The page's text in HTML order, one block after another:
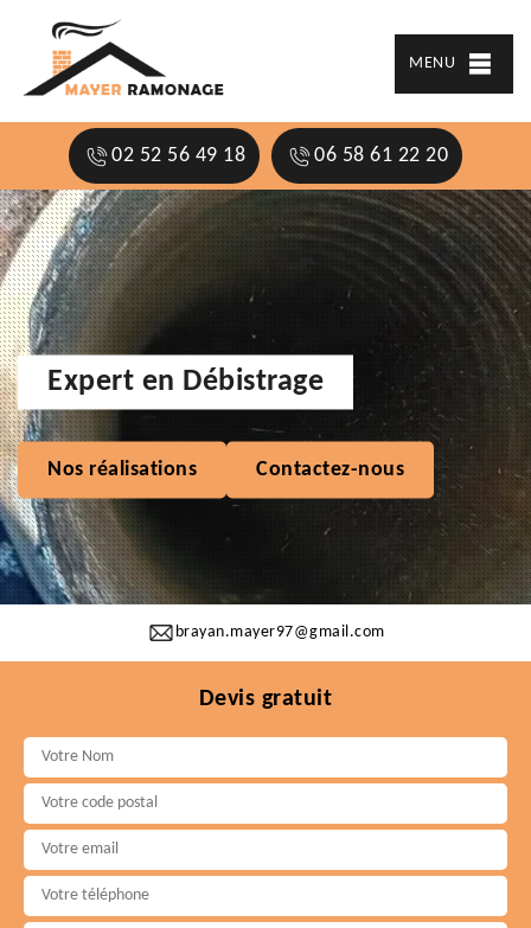
MENU
02 52 56 49 18 06 58 61 22 20
brayan.mayer97@gmail.com
Expert en Débistrage
Nos réalisations Contactez-nous
Devis gratuit